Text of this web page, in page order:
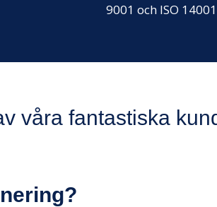
9001 och ISO
våra fantastiska